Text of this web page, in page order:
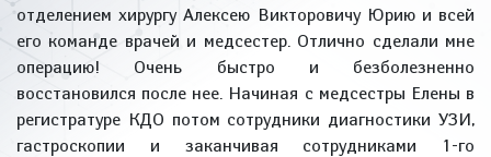
отделением хирургу Алексею Викторовичу Юрию и всей
его команде врачей и медсестер. Отлично сделали мне
операцию! Очень быстро и безболезненно
восстановился после нее. Начиная с медсестры Елены в
регистратуре КДО потом сотрудники диагностики УЗИ,
гастроскопии и заканчивая сотрудниками 1-го